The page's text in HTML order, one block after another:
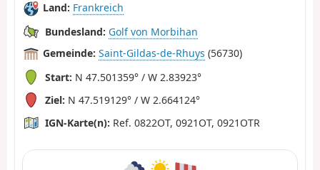
Land: Frankreich
Bundesland: Golf von Morbihan
Gemeinde: Saint-Gildas-de-Rhuys (56730)
Start: N 47.501359° / W 2.83923°
Ziel: N 47.519129° / W 2.664124°
IGN-Karte(n): Ref. 0822OT, 0921OT, 0921OTR